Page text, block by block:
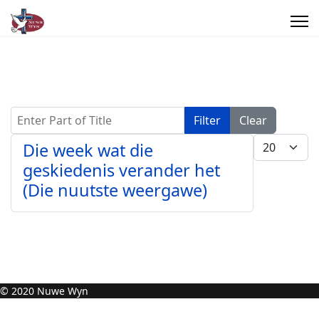
Enter Part of Title Filter
Clear
Display #
Die week wat die
geskiedenis verander het
(Die nuutste weergawe)
© 2020 Nuwe Wyn